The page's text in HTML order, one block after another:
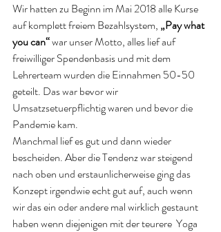
Wir hatten zu Beginn im Mai 2018 alle Kurse
auf komplett freiem Bezahlsystem, „Pay what
you can“ war unser Motto, alles lief auf
freiwilliger Spendenbasis und mit dem
Lehrerteam wurden die Einnahmen 50-50
geteilt. Das war bevor wir
Umsatzsetuerpflichtig waren und bevor die
Pandemie kam.
Manchmal lief es gut und dann wieder
bescheiden. Aber die Tendenz war steigend
nach oben und erstaunlicherweise ging das
Konzept irgendwie echt gut auf, auch wenn
wir das ein oder andere mal wirklich gestaunt
haben wenn diejenigen mit der teurere  Yoga